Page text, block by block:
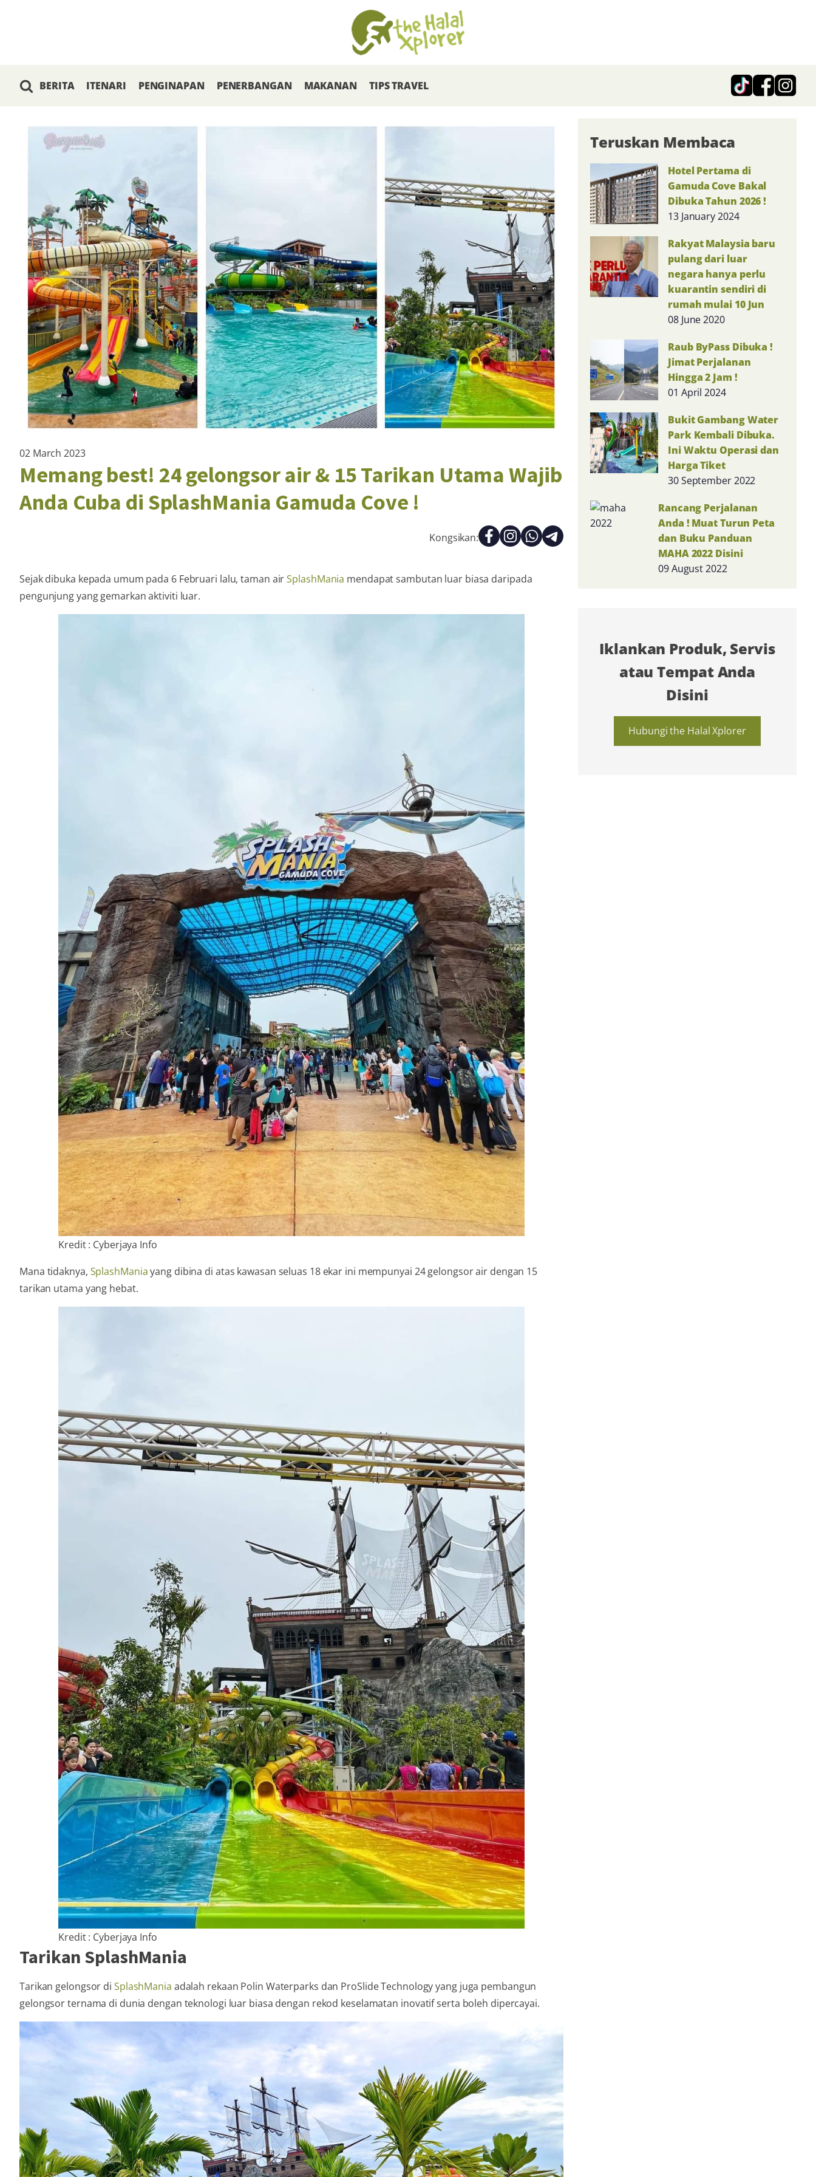
BERITA ITENARI PENGINAPAN PENERBANGAN MAKANAN TIPS TRAVEL
02 March 2023
Memang best! 24 gelongsor air & 15 Tarikan Utama Wajib
Anda Cuba di SplashMania Gamuda Cove !
Kongsikan:
Sejak dibuka kepada umum pada 6 Februari lalu, taman airSplashMania mendapat sambutan luar biasa daripada
pengunjung yang gemarkan aktiviti luar.
Kredit : Cyberjaya Info
Mana tidaknya, SplashManiayang dibina di atas kawasan seluas 18 ekar ini mempunyai 24 gelongsor air dengan 15
tarikan utama yang hebat.
Kredit : Cyberjaya Info
Tarikan SplashMania
Tarikan gelongsor di SplashMania adalah rekaan Polin Waterparks dan ProSlide Technology yang juga pembangun
gelongsor ternama di dunia dengan teknologi luar biasa dengan rekod keselamatan inovatif serta boleh dipercayai.
Teruskan Membaca
Hotel Pertama di
Gamuda Cove Bakal
Dibuka Tahun 2026 !
13 January 2024
Rakyat Malaysia baru
pulang dari luar
negara hanya perlu
kuarantin sendiri di
rumah mulai 10 Jun
08 June 2020
Raub ByPass Dibuka !
Jimat Perjalanan
Hingga 2 Jam !
01 April 2024
Bukit Gambang Water
Park Kembali Dibuka.
Ini Waktu Operasi dan
Harga Tiket
30 September 2022
Rancang Perjalanan
Anda ! Muat Turun Peta
dan Buku Panduan
MAHA 2022 Disini
09 August 2022
Iklankan Produk, Servis
atau Tempat Anda
Disini
Hubungi the Halal Xplorer